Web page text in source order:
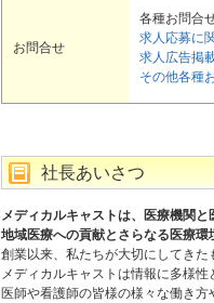
お問合せ
各種お問合
求人応募に
求人広告掲
その他各種
社長あいさつ
メディカルキャストは、医療機関
地域医療への貢献とさらなる医療
創業以来、私たちが大切にしてきた
メディカルキャストは情報に多様
医師や看護師の皆様の様々な働き方